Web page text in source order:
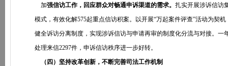
加强信访工作，回应群众对畅通申诉渠道的需求。 扎实开展涉诉信访
模式，有效化解575起重点信访积案。以开展“万起案件评查”活动为契
健全诉访分离制度，实现涉诉信访与申请再审的制度化分流与对接。
处理来信2297件，申诉信访秩序进一步好转。
（四）坚持改革创新，不断完善司法工作机制